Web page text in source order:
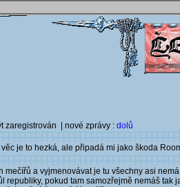
zaregistrován | nové zprávy : dolů
je to hezká, ale připadá mi jako škoda
a vyjmenovávat je tu všechny asi
pokud tam samozřejmě nemáš